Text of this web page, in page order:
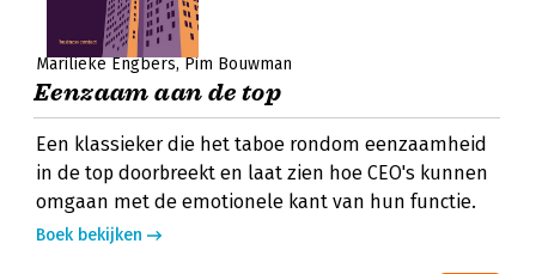
Marilieke Engbers Pim Bouwman
Eenzaam aan de top
Een klassieker die het taboe rondom eenzaamheid
in de top doorbreekt en laat zien hoe CEO's kunnen
omgaan met de emotionele kant van hun functie.
Boek bekijken